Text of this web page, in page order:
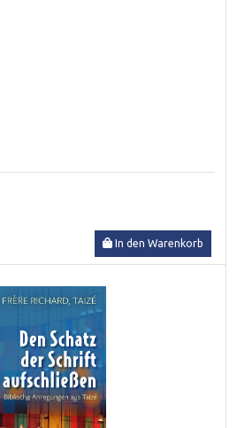
In den Warenkorb